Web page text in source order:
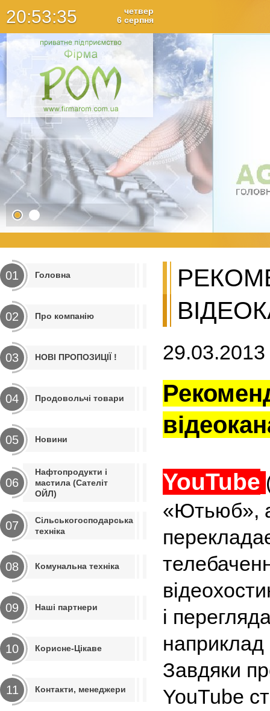
20:53:35
четвер
6 серпня
01 Головна
02 Про компанію
03 НОВІ ПРОПОЗИЦІЇ !
04 Продовольчі товари
05 Новини
06
Нафтопродукти і
мастила (Сателіт
ОЙЛ)
07
Сільськогосподарська
техніка
08 Комунальна техніка
09 Наші партнери
10 Корисне-Цікаве
11 Контакти, менеджери
YouTube
«Ютьюб»,
і
наприклад
Завдяки
YouTube